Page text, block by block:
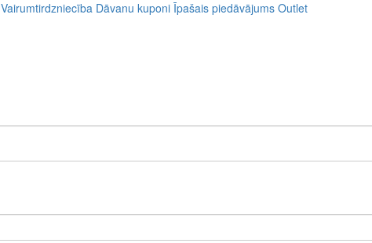
Vairumtirdzniecība Dāvanu kuponi Īpašais piedāvājums Outlet